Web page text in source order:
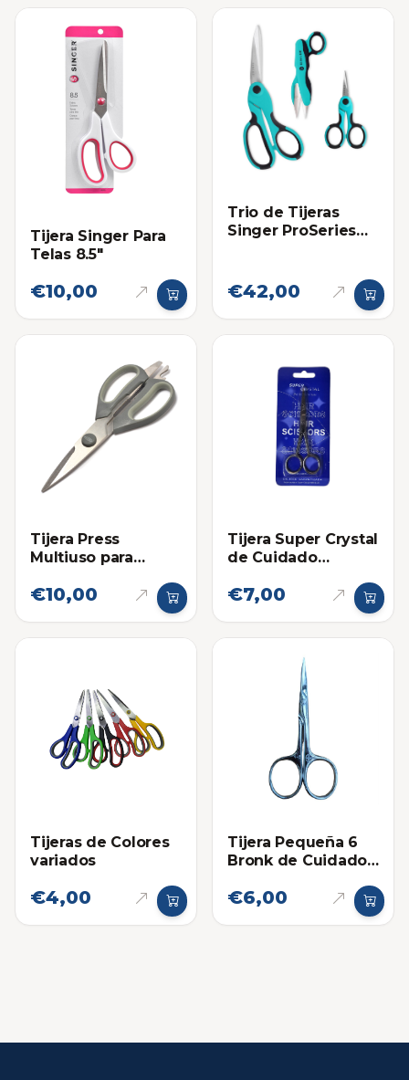
Tijera Singer Para
Telas 8.5"
€10,00
Trio de Tijeras
Singer ProSeries
€42,00
Tijera Press
Multiuso para
€10,00
Tijera Super Crystal
de Cuidado
4.5 Pulgadas
€7,00
Tijeras de Colores
variados
€4,00
Tijera Pequeña 6
Bronk de Cuidado
€6,00